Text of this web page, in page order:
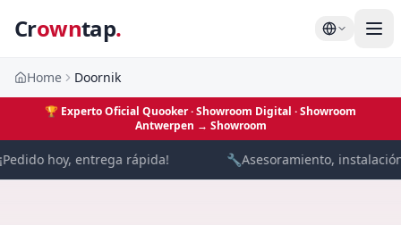
Crowntap.
Home Doornik
🏆 Experto Oficial Quooker · Showroom Digital · Showroom
Antwerpen → Showroom
hoy, entrega rápida! 🔧Asesoramiento,